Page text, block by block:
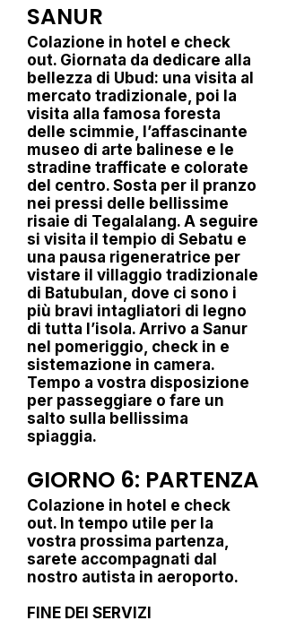
SANUR
Colazione in hotel e check
out. Giornata da dedicare alla
bellezza di Ubud: una visita al
mercato tradizionale, poi la
visita alla famosa foresta
delle scimmie, l’affascinante
museo di arte balinese e le
stradine trafficate e colorate
del centro. Sosta per il pranzo
nei pressi delle bellissime
risaie di Tegalalang. A seguire
si visita il tempio di Sebatu e
una pausa rigeneratrice per
vistare il villaggio tradizionale
di Batubulan, dove ci sono i
più bravi intagliatori di legno
di tutta l’isola. Arrivo a Sanur
nel pomeriggio, check in e
sistemazione in camera.
Tempo a vostra disposizione
per passeggiare o fare un
salto sulla bellissima
spiaggia.
GIORNO 6: PARTENZA
Colazione in hotel e check
out. In tempo utile per la
vostra prossima partenza,
sarete accompagnati dal
nostro autista in aeroporto.
FINE DEI SERVIZI